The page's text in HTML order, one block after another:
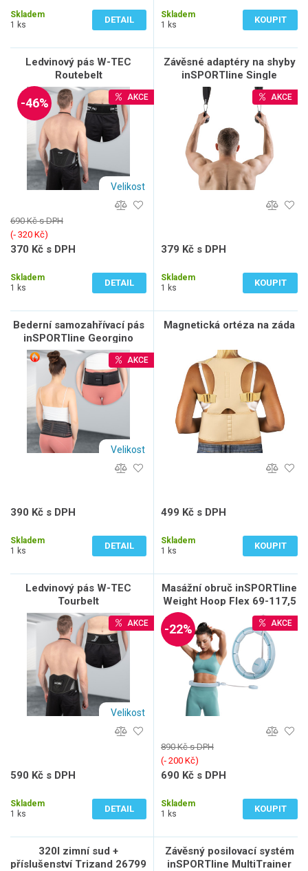
Skladem
1 ks
DETAIL
Skladem
1 ks
KOUPIT
Ledvinový pás W-TEC
Routebelt
AKCE
-46%
Velikost
690 Kč s DPH
(‐ 320 Kč)
370 Kč s DPH
Skladem
1 ks
DETAIL
Závěsné adaptéry na shyby
inSPORTline Single
AKCE
379 Kč s DPH
Skladem
1 ks
KOUPIT
Bederní samozahřívací pás
inSPORTline Georgino
AKCE
Velikost
390 Kč s DPH
Skladem
1 ks
DETAIL
Magnetická ortéza na záda
499 Kč s DPH
Skladem
1 ks
KOUPIT
Ledvinový pás W-TEC
Tourbelt
AKCE
Velikost
590 Kč s DPH
Skladem
1 ks
DETAIL
Masážní obruč inSPORTline
Weight Hoop Flex 69-117,5
AKCE
-22%
890 Kč s DPH
(‐ 200 Kč)
690 Kč s DPH
Skladem
1 ks
KOUPIT
320l zimní sud +
příslušenství Trizand 26799
Závěsný posilovací systém
inSPORTline MultiTrainer